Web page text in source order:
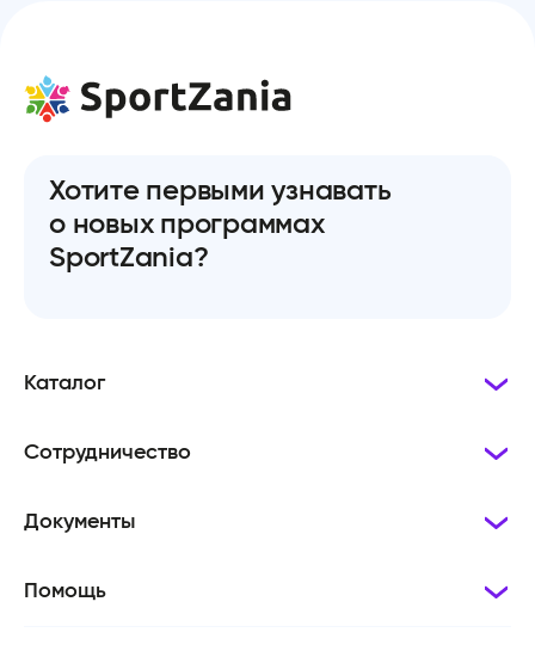
Хотите первыми узнавать
о новых программах
SportZania?
Каталог
Сотрудничество
Документы
Помощь